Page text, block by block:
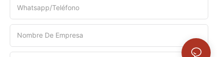
Whatsapp/Teléfono
Nombre De Empresa